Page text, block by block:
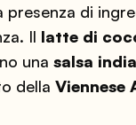
presenza di
Il latte di
una salsa
della Viennese